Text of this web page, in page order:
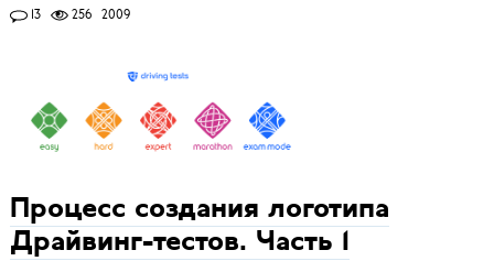
13 256 2009
Процесс создания логотипа
Драйвинг-тестов. Часть 1